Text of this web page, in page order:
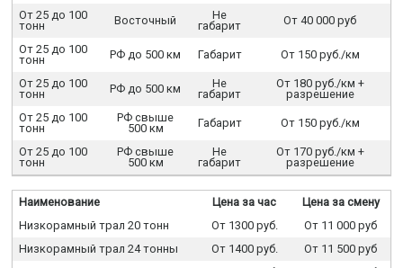
От 25 до 100
тонн
Восточный
Не
габарит
От 40 000 руб
От 25 до 100
тонн
РФ до 500 км Габарит От 150 руб./км
От 25 до 100
тонн
РФ до 500 км
Не
габарит
От 180 руб./км +
разрешение
От 25 до 100
тонн
РФ свыше
500 км
Габарит От 150 руб./км
От 25 до 100
тонн
РФ свыше
500 км
Не
габарит
От 170 руб./км +
разрешение
Наименование Цена за час
Цена за смену
Низкорамный трал 20 тонн
От 1300 руб.
От 11 000 руб
Низкорамный трал 24 тонны
От 1400 руб.
От 11 500 руб